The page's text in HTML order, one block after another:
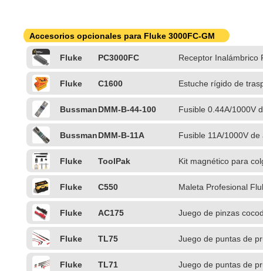
Accesorios opcionales para Fluke 3000FC-GM
Fluke PC3000FC Receptor Inalámbrico
Fluke C1600 Estuche rígido de
BussmanDMM-B-44-100 Fusible 0.44A/1000V
BussmanDMM-B-11A Fusible 11A/1000V
Fluke ToolPak Kit magnético para
Fluke C550 Maleta Profesional
Fluke AC175 Juego de pinzas
Fluke TL75
Juego de puntas de
Fluke
TL71
Juego de puntas de